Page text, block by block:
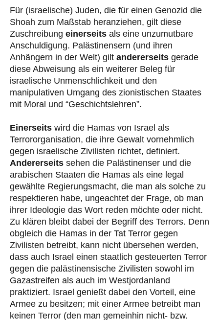
Für (israelische) Juden, die für einen Genozid die
Shoah zum Maßstab heranziehen, gilt diese
Zuschreibung einerseits als eine unzumutbare
Anschuldigung. Palästinensern (und ihren
Anhängern in der Welt) gilt andererseits gerade
diese Abweisung als ein weiterer Beleg für
israelische Unmenschlichkeit und den
manipulativen Umgang des zionistischen Staates
mit Moral und “Geschichtslehren”.
Einerseits wird die Hamas von Israel als
Terrororganisation, die ihre Gewalt vornehmlich
gegen israelische Zivilisten richtet, definiert.
Andererseits sehen die Palästinenser und die
arabischen Staaten die Hamas als eine legal
gewählte Regierungsmacht, die man als solche zu
respektieren habe, ungeachtet der Frage, ob man
ihrer Ideologie das Wort reden möchte oder nicht.
Zu klären bleibt dabei der Begriff des Terrors. Denn
obgleich die Hamas in der Tat Terror gegen
Zivilisten betreibt, kann nicht übersehen werden,
dass auch Israel einen staatlich gesteuerten Terror
gegen die palästinensische Zivilisten sowohl im
Gazastreifen als auch im Westjordanland
praktiziert. Israel genießt dabei den Vorteil, eine
Armee zu besitzen; mit einer Armee betreibt man
keinen Terror (den man gemeinhin nicht- bzw.